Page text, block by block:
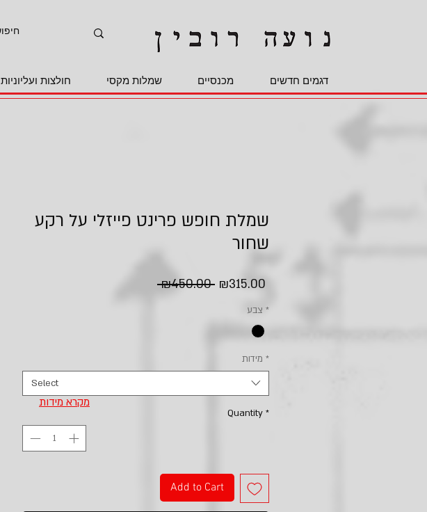
דגמים חדשים מכנסיים שמלות מקסי חולצות ועליוניות
שמלת חופש פרינט פייזלי על רקע
שחור
₪450.00 Regular
₪315.00
צבע *
מידות *
Select
Quantity *
Add to Cart
מקרא מידות